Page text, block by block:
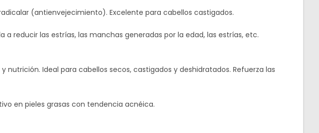
(antienvejecimiento). Excelente para cabellos castigados.
reducir las estrías, las manchas generadas por la edad, las estrías, etc.
nutrición. Ideal para cabellos secos, castigados y deshidratados. Refuerza las
en pieles grasas con tendencia acnéica.